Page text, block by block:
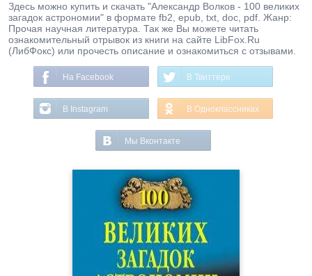
Здесь можно купить и скачать "Александр Волков - 100 великих
загадок астрономии" в формате fb2, epub, txt, doc, pdf. Жанр:
Прочая научная литература. Так же Вы можете читать
ознакомительный отрывок из книги на сайте LibFox.Ru
(ЛибФокс) или прочесть описание и ознакомиться с отзывами.
На Facebook В Твиттере
В Instagram В Одноклассниках
Мы Вконтакте